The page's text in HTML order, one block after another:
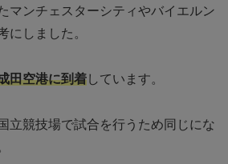
マンチェスターシティやバイエルン
にしました。
田空港に到着しています。
立競技場で試合を行うため同じにな